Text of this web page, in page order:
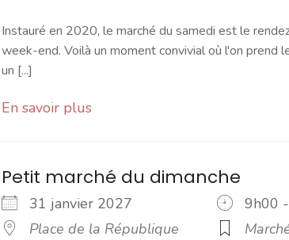
Instauré en 2020, le marché du samedi est le
week-end. Voilà un moment convivial où l'on prend
un [...]
En savoir plus
Petit marché du dimanche
31 janvier 2027
9h00
Place de la République